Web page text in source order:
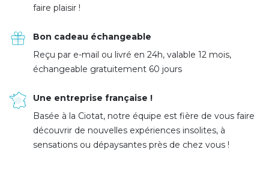
faire plaisir !
Bon cadeau échangeable
Reçu par e-mail ou livré en 24h, valable 12 mois,
échangeable gratuitement 60 jours
Une entreprise française !
Basée à la Ciotat, notre équipe est fière de vous faire
découvrir de nouvelles expériences insolites, à
sensations ou dépaysantes près de chez vous !